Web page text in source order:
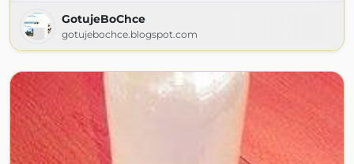
GotujeBoChce
gotujebochce.blogspot.com